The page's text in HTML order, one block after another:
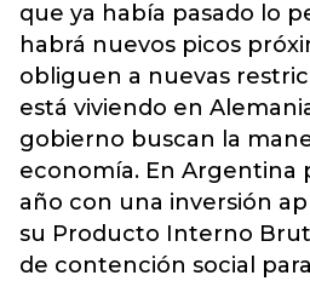
que ya había pasado lo
habrá nuevos picos
obliguen a nuevas
está viviendo en
gobierno buscan la
economía. En Argentina
año con una inversión
su Producto Interno
de contención social